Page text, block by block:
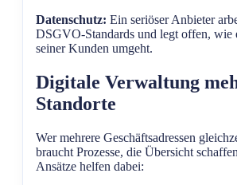
Datenschutz: Ein seriöser Anbieter
DSGVO-Standards und legt offen, wie
seiner Kunden umgeht.
Digitale Verwaltung
Standorte
Wer mehrere Geschäftsadressen
braucht Prozesse, die Übersicht
Ansätze helfen dabei: